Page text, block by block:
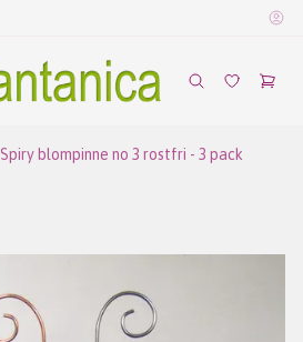
Spiry blompinne no 3 rostfri - 3 pack